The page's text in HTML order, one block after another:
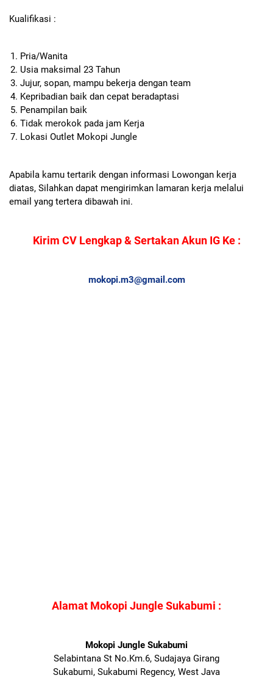
Kualifikasi :
Pria/Wanita
Usia maksimal 23 Tahun
Jujur, sopan, mampu bekerja dengan team
Kepribadian baik dan cepat beradaptasi
Penampilan baik
Tidak merokok pada jam Kerja
Lokasi Outlet Mokopi Jungle
Apabila kamu tertarik dengan informasi Lowongan kerja
diatas, Silahkan dapat mengirimkan lamaran kerja melalui
email yang tertera dibawah ini.
Kirim CV Lengkap & Sertakan Akun IG Ke :
mokopi.m3@gmail.com
Alamat Mokopi Jungle Sukabumi :
Mokopi Jungle Sukabumi
Selabintana St No.Km.6, Sudajaya Girang
Sukabumi, Sukabumi Regency, West Java